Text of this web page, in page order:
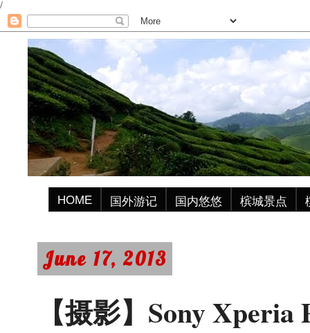
/
HOME 国外游记 国内悠悠 槟城景点
June 17, 2013
【摄影】Sony